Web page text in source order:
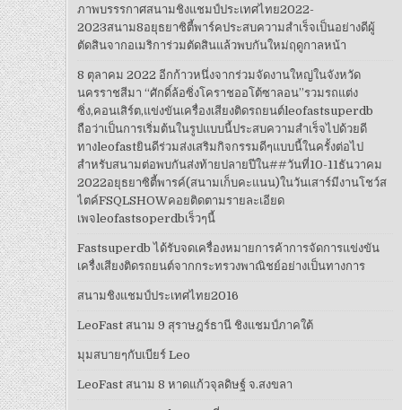
ภาพบรรรกาศสนามชิงแชมป์ประเทศไทย2022-
2023สนาม8อยุธยาซิตี้พาร์คประสบความสำเร็จเป็นอย่างดีผู้
ตัดสินจากอเมริการ่วมตัดสินแล้วพบกันใหม่ฤดูกาลหน้า
8 ตุลาคม 2022 อีกก้าวหนึ่งจากร่วมจัดงานใหญ่ในจังหวัด
นครราชสีมา “ศักดิ์ล้อซิ่งโคราชออโต้ซาลอน”รวมรถแต่ง
ซิ่ง,คอนเสิร์ต,แข่งขันเครื่องเสียงติดรถยนต์leofastsuperdb
ถือว่าเป็นการเริ่มต้นในรูปแบบนี้ประสบความสำเร็จไปด้วยดี
ทางleofastยินดีร่วมส่งเสริมกิจกรรมดีๆแบบนี้ในครั้งต่อไป
สำหรับสนามต่อพบกันส่งท้ายปลายปีใน##วันที่10-11ธันวาคม
2022อยุธยาซิตี้พารค์(สนามเก็บคะแนน)ในวันเสาร์มีงานโชว์ส
ไตค์FSQLSHOWคอยติดตามรายละเอียด
เพจleofastsoperdbเร็วๆนี้
Fastsuperdb ได้รับจดเครื่องหมายการค้าการจัดการแข่งขัน
เครื่งเสียงติดรถยนต์จากกระทรวงพาณิชย์อย่างเป็นทางการ
สนามชิงแชมป์ประเทศไทย2016
LeoFast สนาม 9 สุราษฎร์ธานี ชิงแชมป์ภาคใต้
มุมสบายๆกับเบียร์ Leo
LeoFast สนาม 8 หาดแก้วจุลดิษฐ์ จ.สงขลา